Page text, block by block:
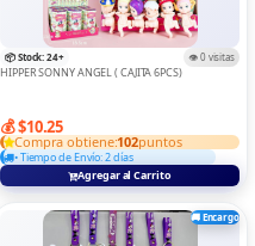
📦 Stock: 24+ 👁️ 0 visitas
HIPPER SONNY ANGEL ( CAJITA 6PCS)
💰 $10.25
Compra obtiene:102puntos
• Tiempo de Envío: 2 días
Agregar al Carrito
🚚 Encargo